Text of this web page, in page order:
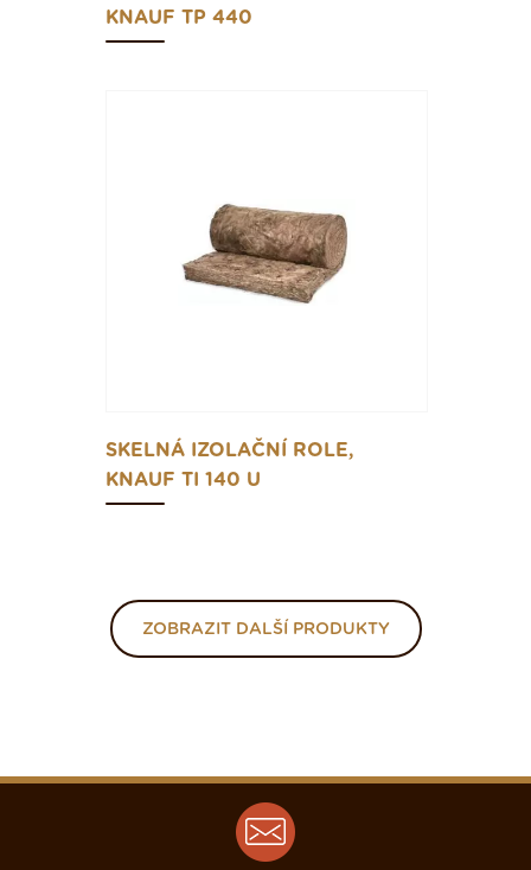
KNAUF TP 440
SKELNÁ IZOLAČNÍ ROLE,
KNAUF TI 140 U
ZOBRAZIT DALŠÍ PRODUKTY